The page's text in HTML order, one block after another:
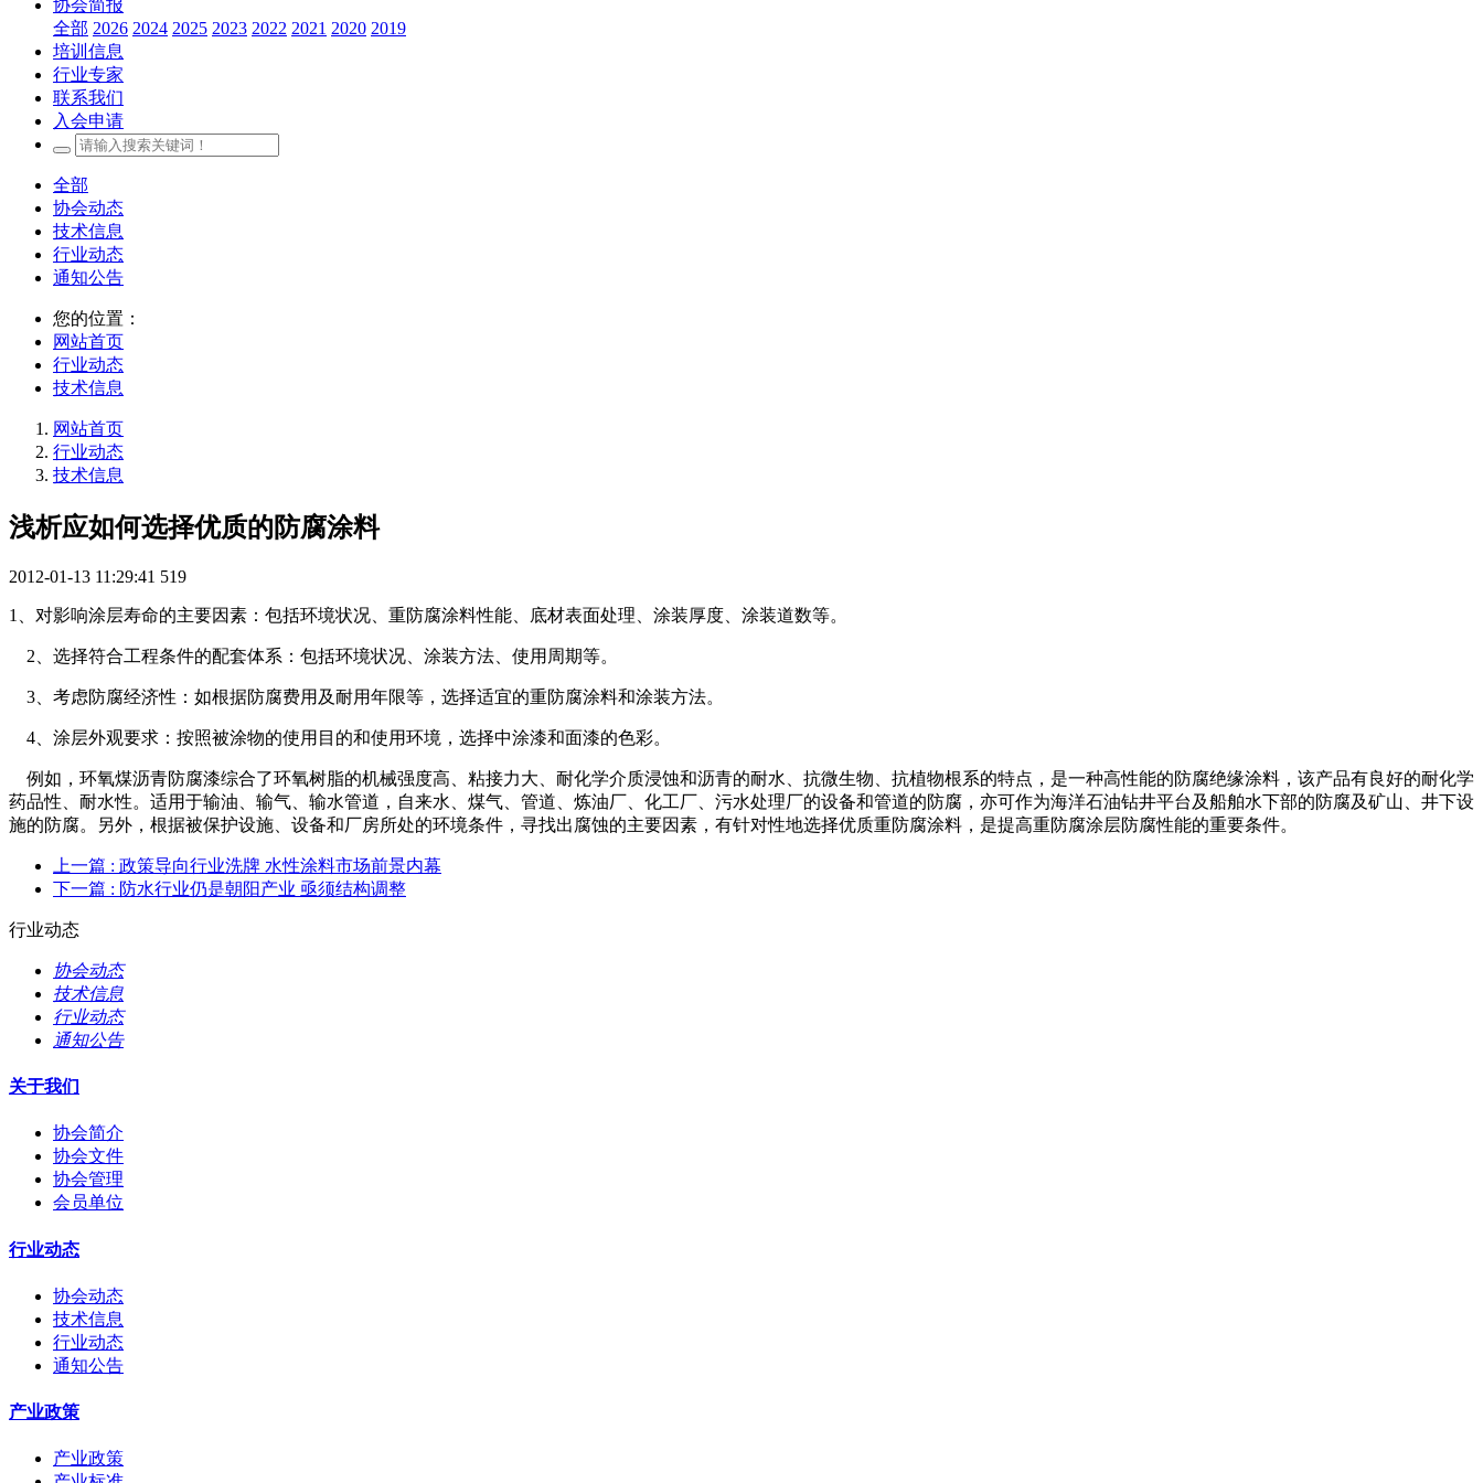
协会简报
全部 2026 2024 2025 2023 2022 2021 2020 2019
培训信息
行业专家
联系我们
入会申请
全部
协会动态
技术信息
行业动态
通知公告
您的位置：
网站首页
行业动态
技术信息
网站首页
行业动态
技术信息
浅析应如何选择优质的防腐涂料
2012-01-13 11:29:41 519
1、对影响涂层寿命的主要因素：包括环境状况、重防腐涂料性能、底材表面处理、涂装厚度、涂装道数等。
2、选择符合工程条件的配套体系：包括环境状况、涂装方法、使用周期等。
3、考虑防腐经济性：如根据防腐费用及耐用年限等，选择适宜的重防腐涂料和涂装方法。
4、涂层外观要求：按照被涂物的使用目的和使用环境，选择中涂漆和面漆的色彩。
例如，环氧煤沥青防腐漆综合了环氧树脂的机械强度高、粘接力大、耐化学介质浸蚀和沥青的耐水、抗微生物、抗植物根系的特点，是一种高性能的防腐绝缘涂料，该产品有良好的耐化学
药品性、耐水性。适用于输油、输气、输水管道，自来水、煤气、管道、炼油厂、化工厂、污水处理厂的设备和管道的防腐，亦可作为海洋石油钻井平台及船舶水下部的防腐及矿山、井下设
施的防腐。另外，根据被保护设施、设备和厂房所处的环境条件，寻找出腐蚀的主要因素，有针对性地选择优质重防腐涂料，是提高重防腐涂层防腐性能的重要条件。
上一篇 : 政策导向行业洗牌 水性涂料市场前景内幕
下一篇 : 防水行业仍是朝阳产业 亟须结构调整
行业动态
协会动态
技术信息
行业动态
通知公告
关于我们
协会简介
协会文件
协会管理
会员单位
行业动态
协会动态
技术信息
行业动态
通知公告
产业政策
产业政策